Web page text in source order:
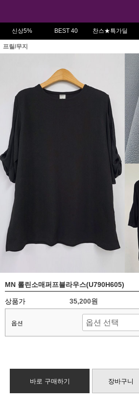
신상5% BEST 40 찬스★특가딜
프릴/무지
MN 롤린소매퍼프블라우스(U790H605)
상품가 35,200원
옵션
바로 구매하기 장바구니